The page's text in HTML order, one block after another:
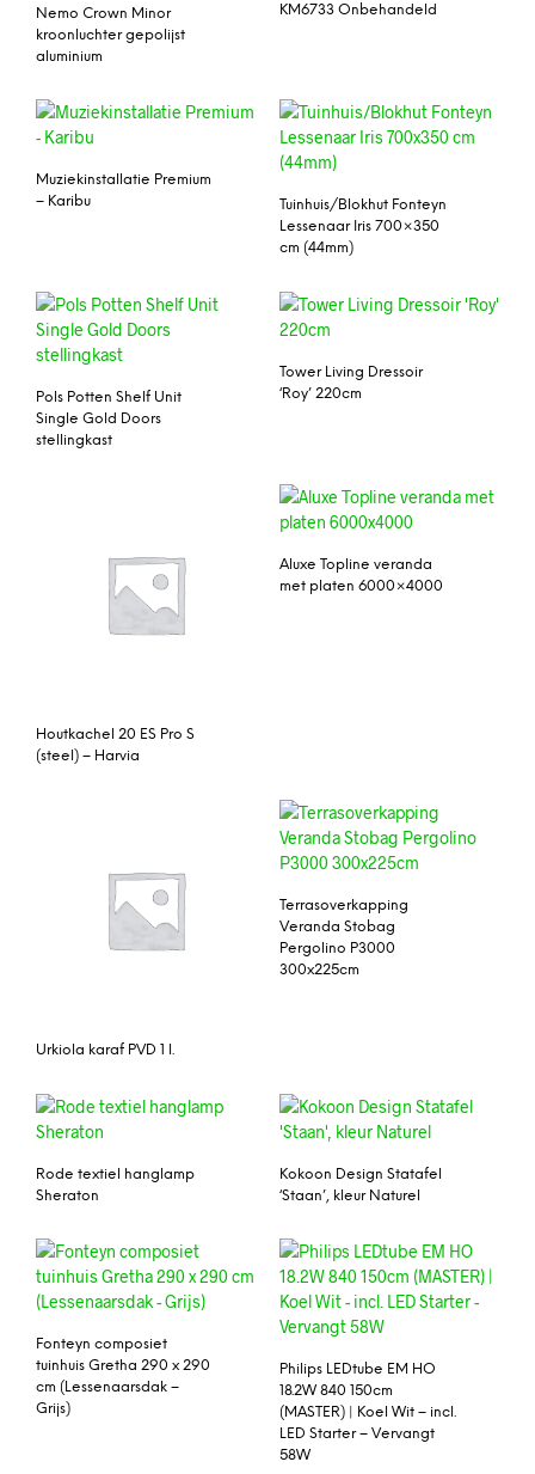
Nemo Crown Minor
kroonluchter gepolijst
aluminium
KM6733 Onbehandeld
Muziekinstallatie Premium
– Karibu
Tuinhuis/Blokhut Fonteyn
Lessenaar Iris 700×350
cm (44mm)
Pols Potten Shelf Unit
Single Gold Doors
stellingkast
Tower Living Dressoir
‘Roy’ 220cm
Houtkachel 20 ES Pro S
(steel) – Harvia
Aluxe Topline veranda
met platen 6000×4000
Urkiola karaf PVD 1 l.
Terrasoverkapping
Veranda Stobag
Pergolino P3000
300x225cm
Rode textiel hanglamp
Sheraton
Kokoon Design Statafel
‘Staan’, kleur Naturel
Fonteyn composiet
tuinhuis Gretha 290 x 290
cm (Lessenaarsdak –
Grijs)
Philips LEDtube EM HO
18.2W 840 150cm
(MASTER) | Koel Wit – incl.
LED Starter – Vervangt
58W